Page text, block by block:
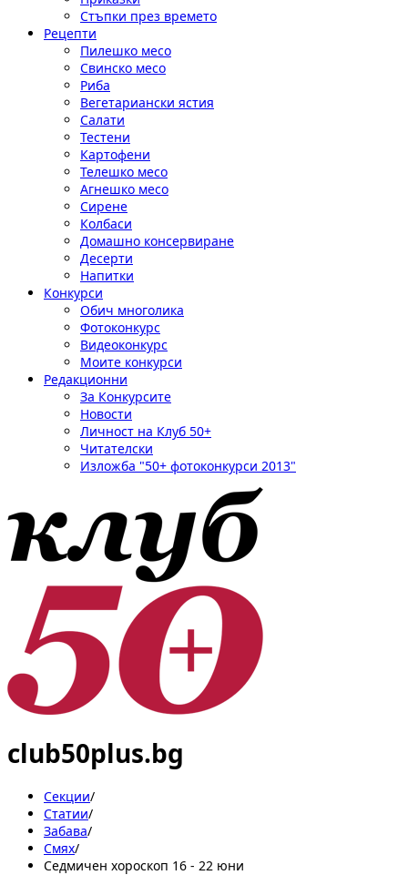
Стъпки през времето
Рецепти
Пилешко месо
Свинско месо
Риба
Вегетариански ястия
Салати
Тестени
Картофени
Телешко месо
Агнешко месо
Сирене
Колбаси
Домашно консервиране
Десерти
Напитки
Конкурси
Обич многолика
Фотоконкурс
Видеоконкурс
Моите конкурси
Редакционни
За Конкурсите
Новости
Личност на Клуб 50+
Читателски
Изложба "50+ фотоконкурси 2013"
club50plus.bg
Секции/
Статии/
Забава/
Смях/
Седмичен хороскоп 16 - 22 юни